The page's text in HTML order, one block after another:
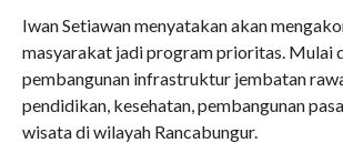
Iwan Setiawan menyatakan akan
masyarakat jadi program prioritas. Mulai
pembangunan infrastruktur jembatan
pendidikan, kesehatan, pembangunan
wisata di wilayah Rancabungur.